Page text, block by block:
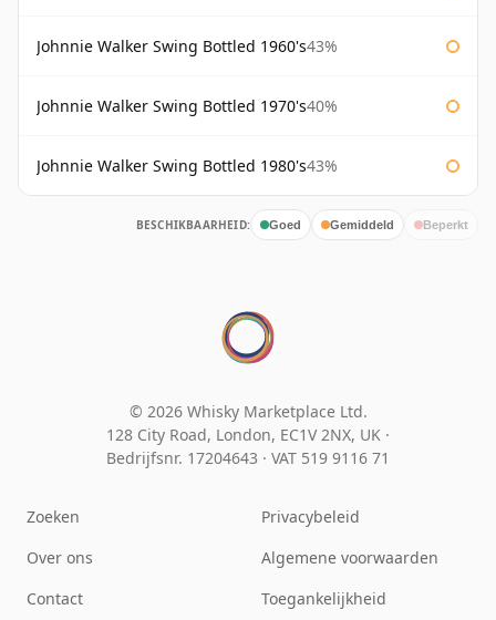
Johnnie Walker Swing Bottled 1960's43%
Johnnie Walker Swing Bottled 1970's40%
Johnnie Walker Swing Bottled 1980's43%
BESCHIKBAARHEID: Goed Gemiddeld Beperkt
© 2026 Whisky Marketplace Ltd.
128 City Road, London, EC1V 2NX, UK ·
Bedrijfsnr. 17204643 · VAT 519 9116 71
Zoeken
Over ons
Contact
Privacybeleid
Algemene voorwaarden
Toegankelijkheid